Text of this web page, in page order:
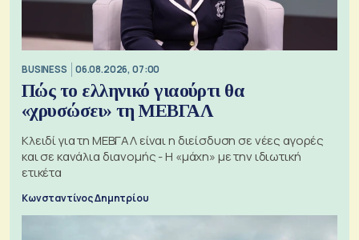
BUSINESS 06.08.2026, 07:00
Πώς το ελληνικό γιαούρτι θα
«χρυσώσει» τη ΜΕΒΓΑΛ
Κλειδί για τη ΜΕΒΓΑΛ είναι η διείσδυση σε νέες αγορές
και σε κανάλια διανομής - Η «μάχη» με την ιδιωτική
ετικέτα
Κωνσταντίνος Δημητρίου